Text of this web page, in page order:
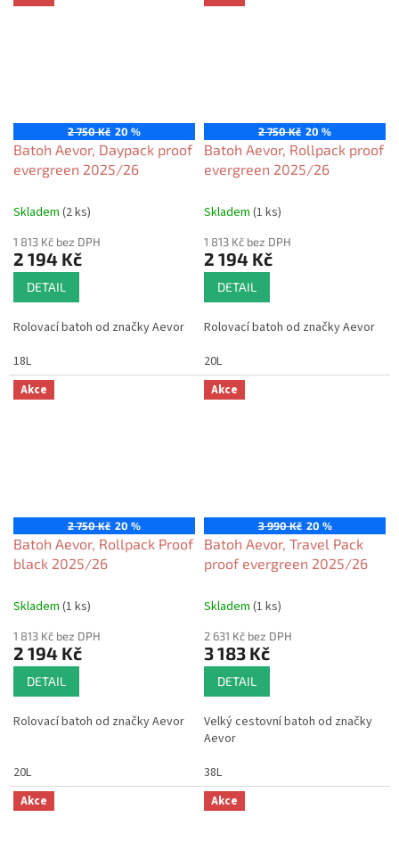
2 750 Kč 20 %
Batoh Aevor, Daypack proof
evergreen 2025/26
Skladem (2 ks)
1 813 Kč bez DPH
2 194 Kč
DETAIL
Rolovací batoh od značky Aevor
18L
2 750 Kč 20 %
Batoh Aevor, Rollpack proof
evergreen 2025/26
Skladem (1 ks)
1 813 Kč bez DPH
2 194 Kč
DETAIL
Rolovací batoh od značky Aevor
20L
Akce
2 750 Kč 20 %
Batoh Aevor, Rollpack Proof
black 2025/26
Skladem (1 ks)
1 813 Kč bez DPH
2 194 Kč
DETAIL
Rolovací batoh od značky Aevor
20L
Akce
3 990 Kč 20 %
Batoh Aevor, Travel Pack
proof evergreen 2025/26
Skladem (1 ks)
2 631 Kč bez DPH
3 183 Kč
DETAIL
Velký cestovní batoh od značky
Aevor
38L
Akce Akce